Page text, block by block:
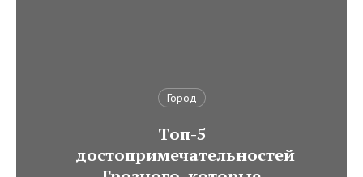
Город
Топ-5
достопримечательностей